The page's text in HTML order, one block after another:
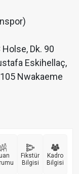
Holse, Dk. 90
Eskihellaç,
Nwakaeme
Fikstür
Bilgisi
Kadro
Bilgisi